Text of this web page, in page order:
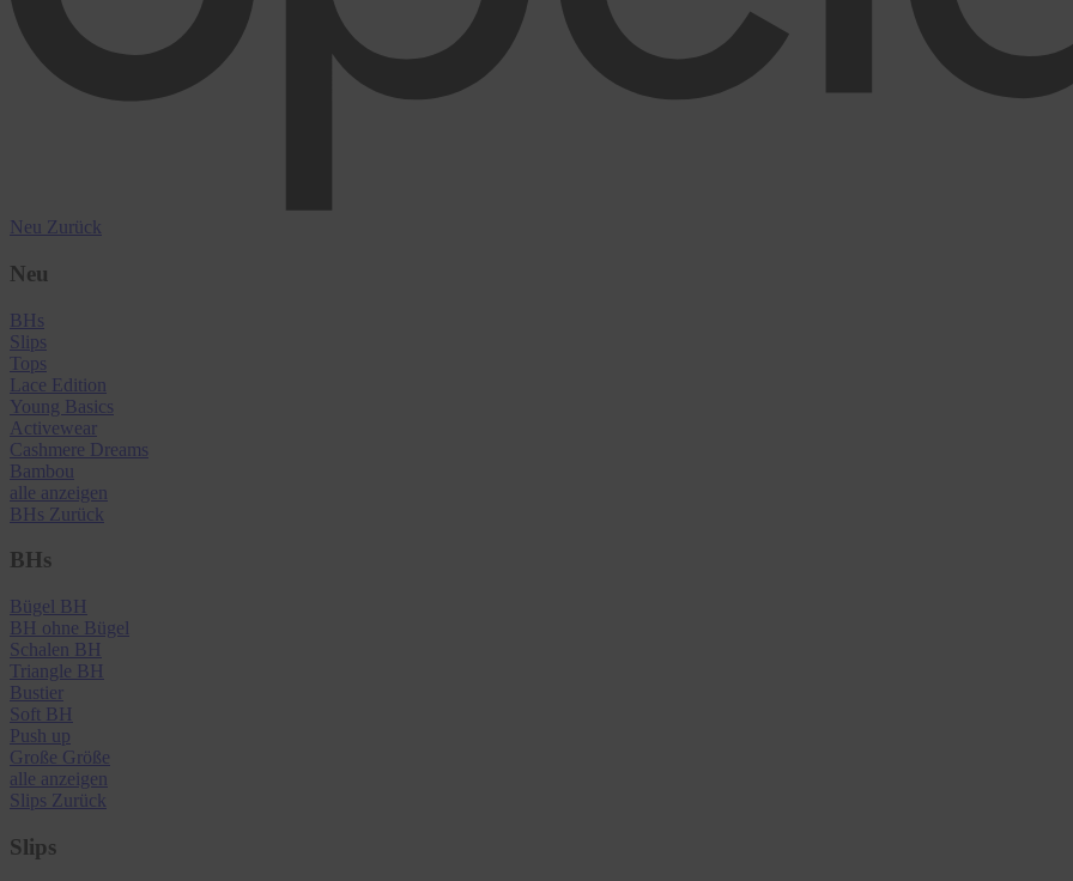
Neu Zurück
Neu
BHs
Slips
Tops
Lace Edition
Young Basics
Activewear
Cashmere Dreams
Bambou
alle anzeigen
BHs Zurück
BHs
Bügel BH
BH ohne Bügel
Schalen BH
Triangle BH
Bustier
Soft BH
Push up
Große Größe
alle anzeigen
Slips Zurück
Slips